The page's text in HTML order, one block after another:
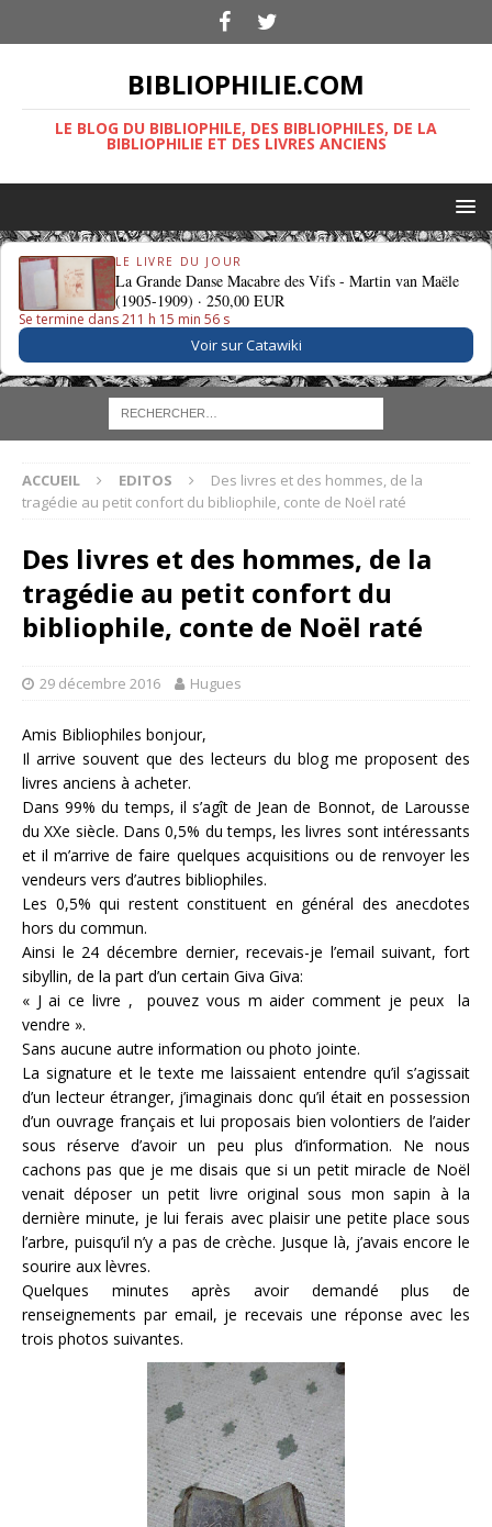
BIBLIOPHILIE.COM
LE BLOG DU BIBLIOPHILE, DES BIBLIOPHILES, DE LA
BIBLIOPHILIE ET DES LIVRES ANCIENS
LE LIVRE DU JOUR
La Grande Danse Macabre des Vifs - Martin van Maële
(1905-1909) ·250,00 EUR
Se termine dans 211 h 15 min 55 s
Voir sur Catawiki
ACCUEIL EDITOS
Des livres et des hommes, de la
tragédie au petit confort du bibliophile, conte de Noël raté
Des livres et des hommes, de la
tragédie au petit confort du
bibliophile, conte de Noël raté
29 décembre 2016 Hugues
Amis Bibliophiles bonjour,
Il arrive souvent que des lecteurs du blog me proposent des
livres anciens à acheter.
Dans 99% du temps, il s’agît de Jean de Bonnot, de Larousse
du XXe siècle. Dans 0,5% du temps, les livres sont intéressants
et il m’arrive de faire quelques acquisitions ou de renvoyer les
vendeurs vers d’autres bibliophiles.
Les 0,5% qui restent constituent en général des anecdotes
hors du commun.
Ainsi le 24 décembre dernier, recevais-je l’email suivant, fort
sibyllin, de la part d’un certain Giva Giva:
« J ai ce livre , pouvez vous m aider comment je peux la
vendre ».
Sans aucune autre information ou photo jointe.
La signature et le texte me laissaient entendre qu’il s’agissait
d’un lecteur étranger, j’imaginais donc qu’il était en possession
d’un ouvrage français et lui proposais bien volontiers de l’aider
sous réserve d’avoir un peu plus d’information. Ne nous
cachons pas que je me disais que si un petit miracle de Noël
venait déposer un petit livre original sous mon sapin à la
dernière minute, je lui ferais avec plaisir une petite place sous
l’arbre, puisqu’il n’y a pas de crèche. Jusque là, j’avais encore le
sourire aux lèvres.
Quelques minutes après avoir demandé plus de
renseignements par email, je recevais une réponse avec les
trois photos suivantes.